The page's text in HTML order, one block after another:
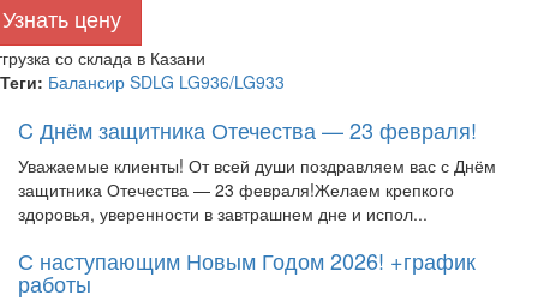
Узнать цену
со склада в Казани
Теги: Балансир SDLG LG936/LG933
C Днём защитника Отечества — 23 февраля!
Уважаемые клиенты! От всей души поздравляем вас с Днём
защитника Отечества — 23 февраля!Желаем крепкого
здоровья, уверенности в завтрашнем дне и испол...
С наступающим Новым Годом 2026! +график
работы